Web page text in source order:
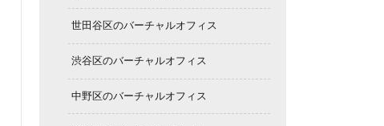
世田谷区のバーチャルオフィス
渋谷区のバーチャルオフィス
中野区のバーチャルオフィス